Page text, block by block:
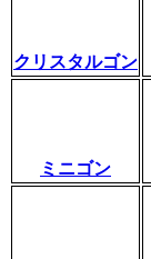
クリスタルゴン
ミニゴン